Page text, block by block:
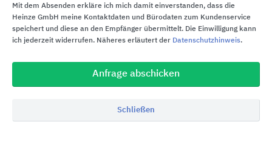
Blanke Systems
Mit dem Absenden erkläre ich mich damit einverstanden, dass die
Heinze GmbH meine Kontaktdaten und Bürodaten zum Kundenservice
speichert und diese an den Empfänger übermittelt. Die Einwilligung kann
ich jederzeit widerrufen. Näheres erläutert der Datenschutzhinweis.
Anfrage abschicken
Schließen